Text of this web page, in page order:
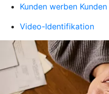
Kunden werben Kunden
Video-Identifikation